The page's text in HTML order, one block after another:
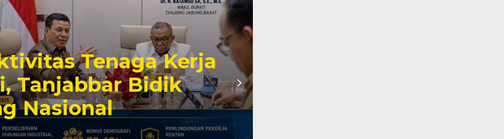
Tenaga Kerja
Tanjabbar Bidik
Nasional